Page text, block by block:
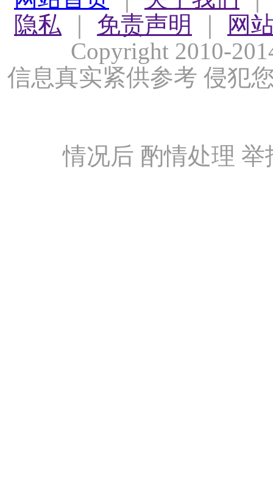
隐私
免责声明
网
Copyright 2010-
信息真实紧供参考 侵犯
情况后 酌情处理 举